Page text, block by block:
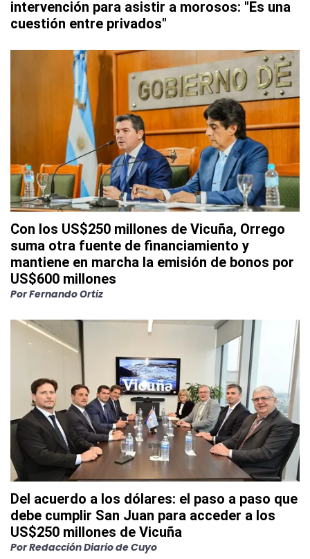
intervención para asistir a morosos: "Es una
cuestión entre privados"
Con los US$250 millones de Vicuña, Orrego
suma otra fuente de financiamiento y
mantiene en marcha la emisión de bonos por
US$600 millones
PorFernando Ortiz
Del acuerdo a los dólares: el paso a paso que
debe cumplir San Juan para acceder a los
US$250 millones de Vicuña
PorRedacción Diario de Cuyo